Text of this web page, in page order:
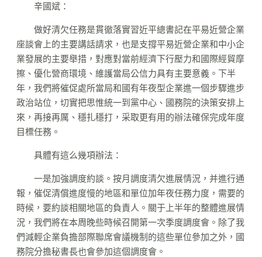
辛國斌：
做好清欠任務是貫徹落實習近平總書記在平易近營企業
座談會上的主要講話請求，也是支撐平易近營企業和中小企
業發展的主要舉措，對應對當前經濟下行壓力和國際經貿摩
擦、優化營商環境、維護當局公信力具有主要意義。下半
年，我們將催促處所當局和國有年夜型企業進一個步驟進步
政治站位，切實把思惟統一到黨中心、國務院的決策安排上
來，再接再厲、穩扎穩打，采取更有用的辦法確保完成年度
目標任務。
具體有這么幾項辦法：
一是加強調度約談。按月調度清欠進展情況，并進行通
報，催促清償進度慢的地區和單位加年夜任務力度，需要的
時候，要約談相關地區的負責人。關于上半年的整體進展情
況，我們將在本周晚些時候召開第一次季度調度會。除了我
們減輕企業負擔部際聯席會議機制的這些單位參加之外，國
務院分擔秘書長也會參加這個調度會。